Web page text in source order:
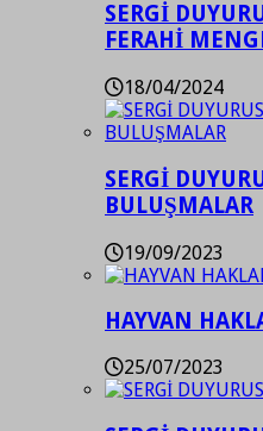
SERGİ
FERAHİ
18/04/2024
SERGİ
BULUŞMALAR
19/09/2023
HAYVAN
25/07/2023